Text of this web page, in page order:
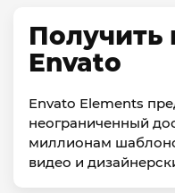
Получить
Envato
Envato Elements
неограниченный
миллионам
видео и